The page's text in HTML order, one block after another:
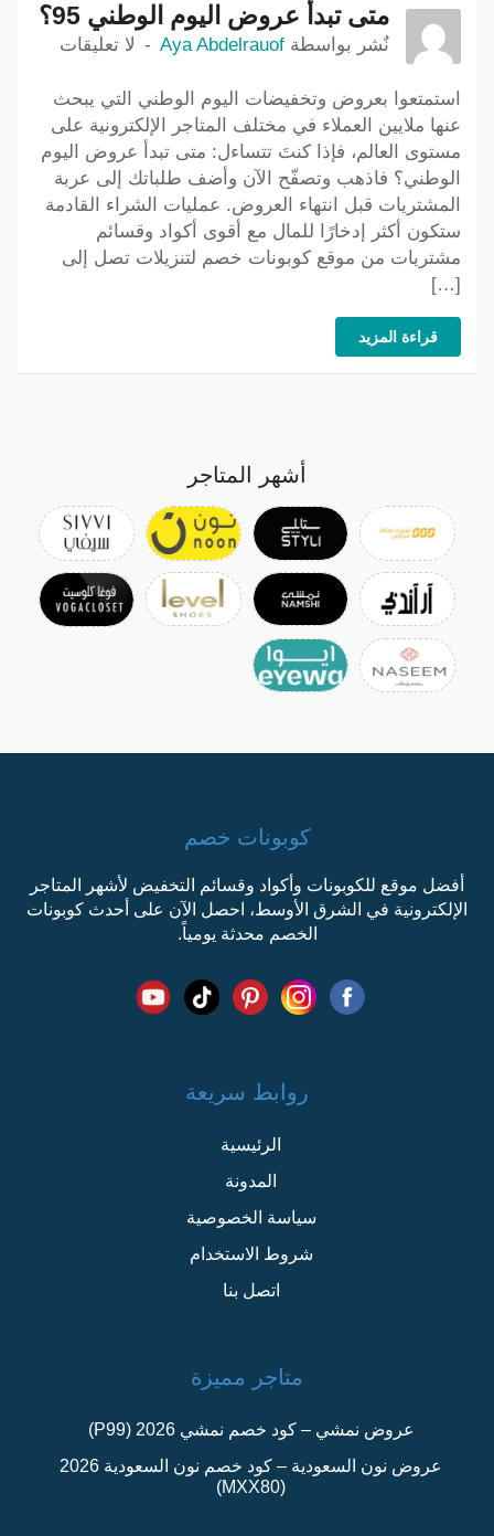
متى تبدأ عروض اليوم الوطني 95؟
نٌشر بواسطة Aya Abdelrauof لا تعليقات
استمتعوا بعروض وتخفيضات اليوم الوطني التي يبحث
عنها ملايين العملاء في مختلف المتاجر الإلكترونية على
مستوى العالم، فإذا كنتَ تتساءل: متى تبدأ عروض اليوم
الوطني؟ فاذهب وتصفّح الآن وأضف طلباتك إلى عربة
المشتريات قبل انتهاء العروض. عمليات الشراء القادمة
ستكون أكثر إدخارًا للمال مع أقوى أكواد وقسائم
مشتريات من موقع كوبونات خصم لتنزيلات تصل إلى
[…]
قراءة المزيد
أشهر المتاجر
كوبونات خصم
أفضل موقع للكوبونات وأكواد وقسائم التخفيض لأشهر المتاجر
الإلكترونية في الشرق الأوسط، احصل الآن على أحدث كوبونات
الخصم محدثة يومياً.
روابط سريعة
الرئيسية
المدونة
سياسة الخصوصية
شروط الاستخدام
اتصل بنا
متاجر مميزة
عروض نمشي – كود خصم نمشي 2026 (P99)
عروض نون السعودية – كود خصم نون السعودية 2026
(MXX80)